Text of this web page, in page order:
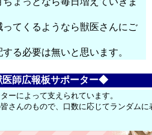
てくるようなら獣医さんにご
る必要は無いと思います。
師広報板サポーター◆
ーによって支えられています。
さんのもので、口数に応じてランダムに